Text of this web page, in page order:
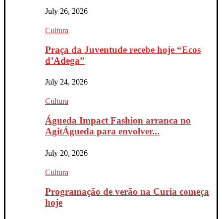
July 26, 2026
Cultura
Praça da Juventude recebe hoje “Ecos
d’Adega”
July 24, 2026
Cultura
Águeda Impact Fashion arranca no
AgitÁgueda para envolver...
July 20, 2026
Cultura
Programação de verão na Curia começa
hoje